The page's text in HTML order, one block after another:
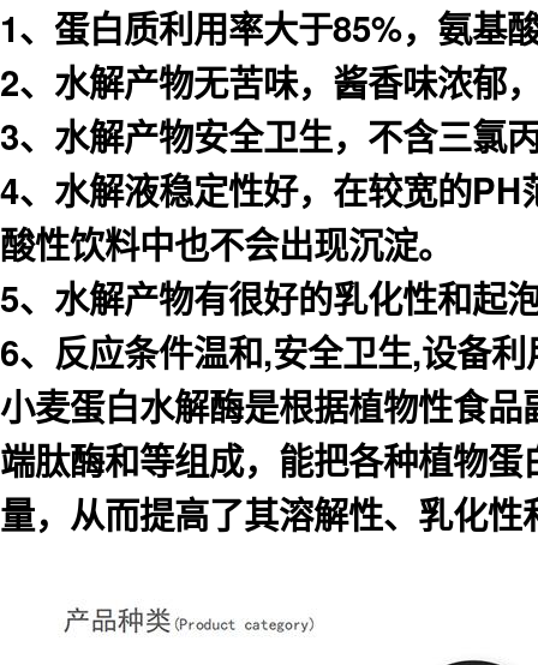
1、蛋白质利用率大于85%，氨基
2、水解产物无苦味，酱香味浓郁
3、水解产物安全卫生，不含三氯
4、水解液稳定性好，在较宽的
酸性饮料中也不会出现沉淀。
5、水解产物有很好的乳化性和起
6、反应条件温和,安全卫生,设备
小麦蛋白水解酶是根据植物性食
端肽酶和等组成，能把各种植物
量，从而提高了其溶解性、乳化